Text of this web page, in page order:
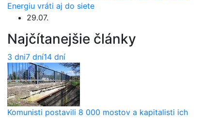
Energiu vráti aj do siete
29.07.
Najčítanejšie články
3 dni7 dní14 dní
Komunisti postavili 8 000 mostov a kapitalisti ich